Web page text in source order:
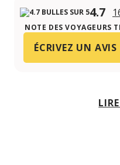
4.7
NOTE DES VOYAGEURS
ÉCRIVEZ UN AVIS